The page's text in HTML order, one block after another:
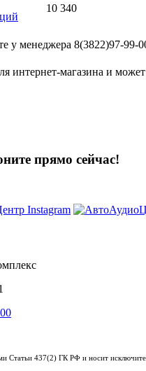
10 340
у менеджера 8(3822)97-99-
интернет-магазина и
прямо сейчас!
Статьи 437(2) ГК РФ и носит